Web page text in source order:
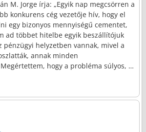
M. Jorge írja: „Egyik nap megcsörren a
konkurens cég vezetője hív, hogy el
egy bizonyos mennyiségű cementet,
ad többet hitelbe egyik beszállítójuk
pénzügyi helyzetben vannak, mivel a
annak minden
hogy a probléma súlyos, …